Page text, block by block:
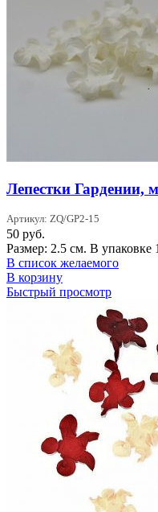
Лепестки Гардении,
Артикул: ZQ/GP2-15
50 руб.
Размер: 2.5 см. В упаковке
В список желаемого
В корзину
Быстрый просмотр